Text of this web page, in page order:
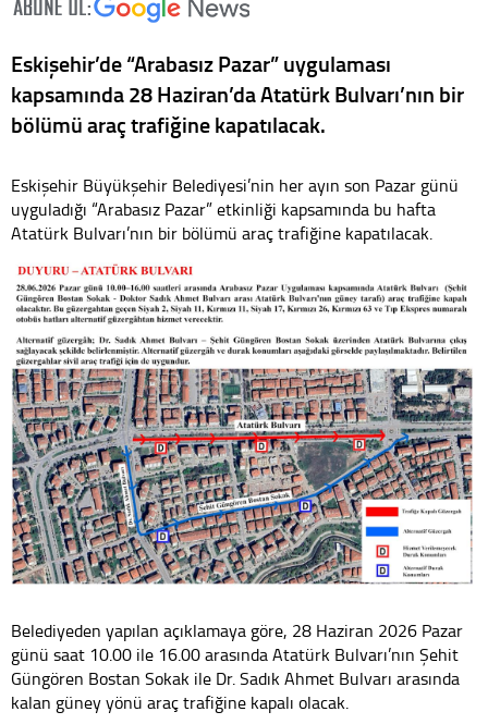
Eskişehir’de “Arabasız Pazar” uygulaması
kapsamında 28 Haziran’da Atatürk Bulvarı’nın bir
bölümü araç trafiğine kapatılacak.
Eskişehir Büyükşehir Belediyesi’nin her ayın son Pazar günü
uyguladığı “Arabasız Pazar” etkinliği kapsamında bu hafta
Atatürk Bulvarı’nın bir bölümü araç trafiğine kapatılacak.
Belediyeden yapılan açıklamaya göre, 28 Haziran 2026 Pazar
günü saat 10.00 ile 16.00 arasında Atatürk Bulvarı’nın Şehit
Güngören Bostan Sokak ile Dr. Sadık Ahmet Bulvarı arasında
kalan güney yönü araç trafiğine kapalı olacak.